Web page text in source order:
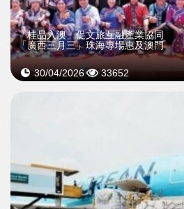
「桂品入澳」促文旅互融產業協同
「廣西三月三」珠海專場惠及澳門
30/04/2026 33652